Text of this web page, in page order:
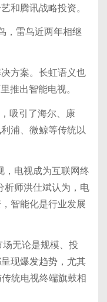
和腾讯战略投资。
，雷鸟近两年相继
方案。长虹语义也
推出智能电视。
吸引了海尔、康
浦、微鲸等传统以
，电视成为互联网终
析师洪仕斌认为，电
智能化是行业发展
无论是规模、投
现爆发趋势，尤其
统电视终端旗鼓相